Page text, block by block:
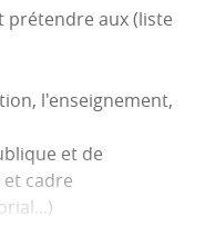
que le candidat
curiosité pour la
être déconnectée
En outre, cette
dans un
qui implique, au
systèmes que
prétendre aux (liste
l'enseignement,
et de
cadre